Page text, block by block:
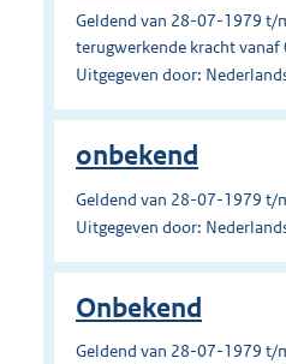
Geldend van 28-07-1979 t/
terugwerkende kracht
Uitgegeven door:
onbekend
Geldend van 28-07-1979 t/
Uitgegeven door:
Onbekend
Geldend van 28-07-1979 t/